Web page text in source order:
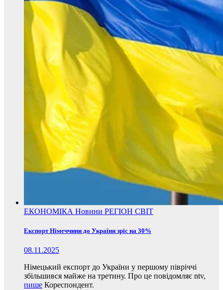
ЕКОНОМІКА Новини РЕГІОН СВІТ
Експорт Німеччини до України зріс на 30%
08.11.2025
Німецький експорт до України у першому півріччі
збільшився майже на третину. Про це повідомляє ntv,
пише Кореспондент.